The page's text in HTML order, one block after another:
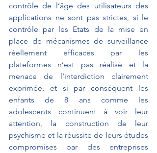
contrôle de l’âge des utilisateurs des
applications ne sont pas strictes, si le
contrôle par les Etats de la mise en
place de mécanismes de surveillance
réellement efficaces par les
plateformes n’est pas réalisé et la
menace de l’interdiction clairement
exprimée, et si par conséquent les
enfants de 8 ans comme les
adolescents continuent à voir leur
attention, la construction de leur
psychisme et la réussite de leurs études
compromises par des entreprises